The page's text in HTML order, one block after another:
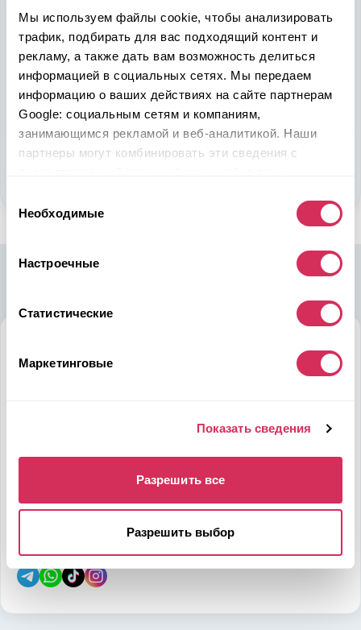
Мы используем файлы cookie, чтобы анализировать
трафик, подбирать для вас подходящий контент и
рекламу, а также дать вам возможность делиться
информацией в социальных сетях. Мы передаем
информацию о ваших действиях на сайте партнерам
Google: социальным сетям и компаниям,
занимающимся рекламой и веб-аналитикой. Наши
партнеры могут комбинировать эти сведения с
вами их сервисов.
согласия
Необходимые
Настроечные
Статистические
Маркетинговые
Показать сведения
Разрешить все
Разрешить выбор
Внедрение Американского стандарта на авторынке
Казахстана станет эрой больших возможностей
казахстанцев, чтобы реализовать свой потенциал в
полную силу.
Подобрать авто
Стать партнером
Мамыр-1 м-н, дом 26, БЦ QUORUM, 6 этаж, 602 офис,
E-mail:
Социальные сети: